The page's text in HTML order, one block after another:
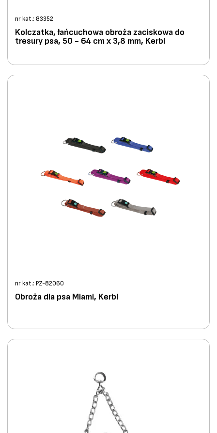
nr kat.: 83352
Kolczatka, łańcuchowa obroża zaciskowa do
tresury psa, 50 - 64 cm x 3,8 mm, Kerbl
nr kat.: PZ-82060
Obroża dla psa Miami, Kerbl